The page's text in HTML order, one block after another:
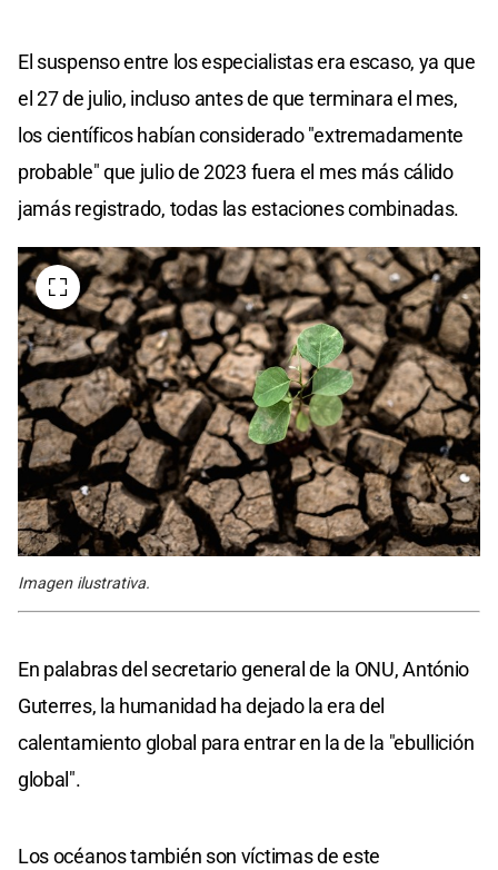
El suspenso entre los especialistas era escaso, ya que
el 27 de julio, incluso antes de que terminara el mes,
los científicos habían considerado "extremadamente
probable" que julio de 2023 fuera el mes más cálido
jamás registrado, todas las estaciones combinadas.
Imagen ilustrativa.
En palabras del secretario general de la ONU, António
Guterres, la humanidad ha dejado la era del
calentamiento global para entrar en la de la "ebullición
global".
Los océanos también son víctimas de este